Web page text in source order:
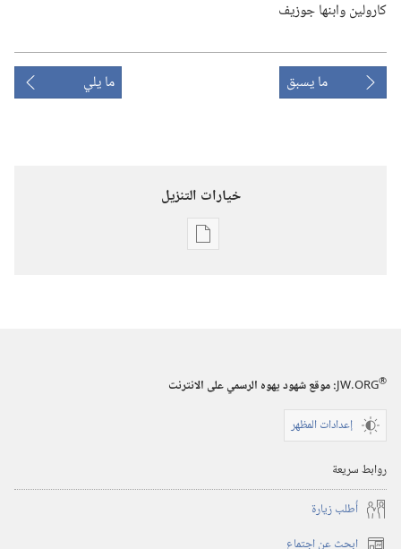
كارولين وابنها جوزيف
ما يسبق ما يلي
خيارات التنزيل
خيارات
أكتوبر‏
JW.ORG®
:‏ موقع شهود يهوه الرسمي على الانترنت
إعدادات المظهر
روابط سريعة
أُطلب زيارة
ابحث عن اجتماع